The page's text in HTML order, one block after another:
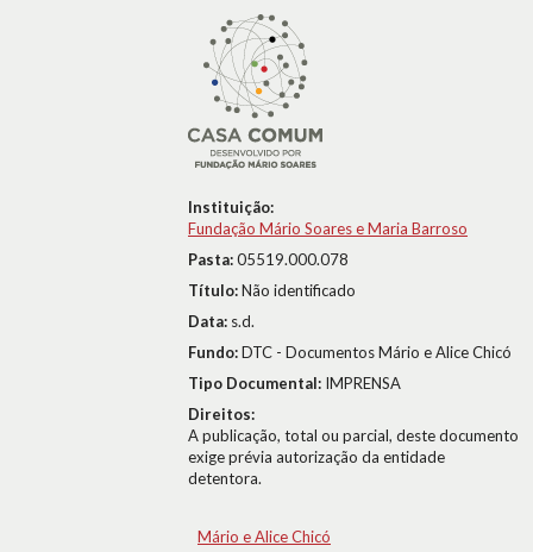
Instituição:
Fundação Mário Soares e Maria Barroso
Pasta:05519.000.078
Título:Não identificado
Data: s.d.
Fundo:DTC - Documentos Mário e Alice Chicó
Tipo Documental: IMPRENSA
Direitos:
A publicação, total ou parcial, deste documento
exige prévia autorização da entidade
detentora.
Mário e Alice Chicó